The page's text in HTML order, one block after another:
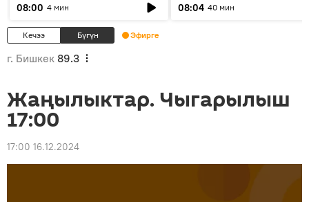
08:00 4 мин
08:04 40 мин
Кечээ Бүгүн Эфирге
г. Бишкек 89.3
Жаңылыктар. Чыгарылыш
17:00
17:00 16.12.2024